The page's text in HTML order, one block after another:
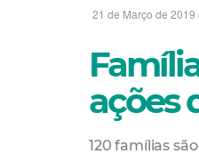
21 de Março de 2019
ações
120 famílias